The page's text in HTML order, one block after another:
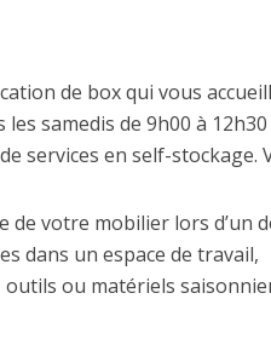
de box qui vous
samedis de 9h00 à
services en self-stockage.
de votre mobilier lors d’un
dans un espace de travail,
outils ou matériels